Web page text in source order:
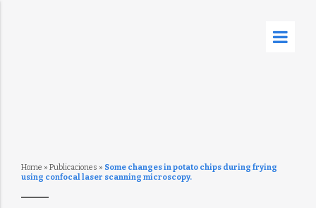
Home » Publicaciones » Some changes in potato chips during frying
using confocal laser scanning microscopy.